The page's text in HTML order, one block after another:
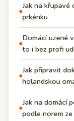
Jak na křupavé
prkénku
Domácí uzené
to i bez profi
Jak připravit
holandskou
Jak na domácí
podle norem